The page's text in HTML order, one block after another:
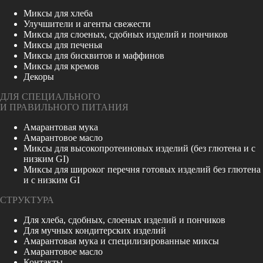
Миксы для хлеба
Улучшители и агенты свежести
Миксы для слоеных, сдобных изделий и пончиков
Миксы для печенья
Миксы для бисквитов и маффинов
Миксы для кремов
Декоры
ДЛЯ СПЕЦИАЛЬНОГО
И ПРАВИЛЬНОГО ПИТАНИЯ
Амарантовая мука
Амарантовое масло
Миксы для высокопротеиновых изделий (без глютена и c
низким GI)
Миксы для широког перечня готовых изделий без глютена
и с низким GI
СТРУКТУРА
Для хлеба, сдобных, слоеных изделий и пончиков
Для мучных кондитерских изделий
Амарантовая мука и специлизированные миксы
Амарантовое масло